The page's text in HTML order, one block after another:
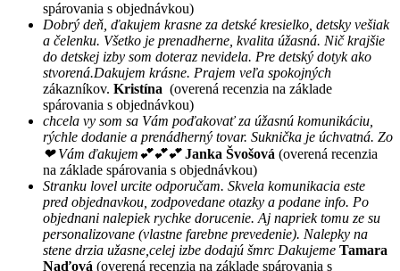
spárovania s objednávkou)
Dobrý deň, ďakujem krasne za detské kresielko, detsky vešiak
a čelenku. Všetko je prenadherne, kvalita úžasná. Nič krajšie
do detskej izby som doteraz nevidela. Pre detský dotyk ako
stvorená.Dakujem krásne. Prajem veľa spokojných
zákazníkov. Kristína (overená recenzia na základe
spárovania s objednávkou)
chcela vy som sa Vám poďakovať za úžasnú komunikáciu,
rýchle dodanie a prenádherný tovar. Suknička je úchvatná. Zo
❤ Vám ďakujem💕💕💕 Janka Švošová (overená recenzia
na základe spárovania s objednávkou)
Stranku lovel urcite odporučam. Skvela komunikacia este
pred objednavkou, zodpovedane otazky a podane info. Po
objednani nalepiek rychke dorucenie. Aj napriek tomu ze su
personalizovane (vlastne farebne prevedenie). Nalepky na
stene drzia užasne,celej izbe dodajú šmrc Dakujeme Tamara
Naďová (overená recenzia na základe spárovania s